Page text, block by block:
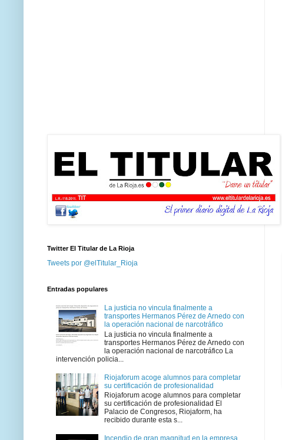
Twitter El Titular de La Rioja
Tweets por @elTitular_Rioja
Entradas populares
La justicia no vincula finalmente a
transportes Hermanos Pérez de Arnedo con
la operación nacional de narcotráfico
La justicia no vincula finalmente a
transportes Hermanos Pérez de Arnedo con
la operación nacional de narcotráfico La
intervención policia...
Riojaforum acoge alumnos para completar
su certificación de profesionalidad
Riojaforum acoge alumnos para completar
su certificación de profesionalidad El
Palacio de Congresos, Riojaform, ha
recibido durante esta s...
Incendio de gran magnitud en la empresa